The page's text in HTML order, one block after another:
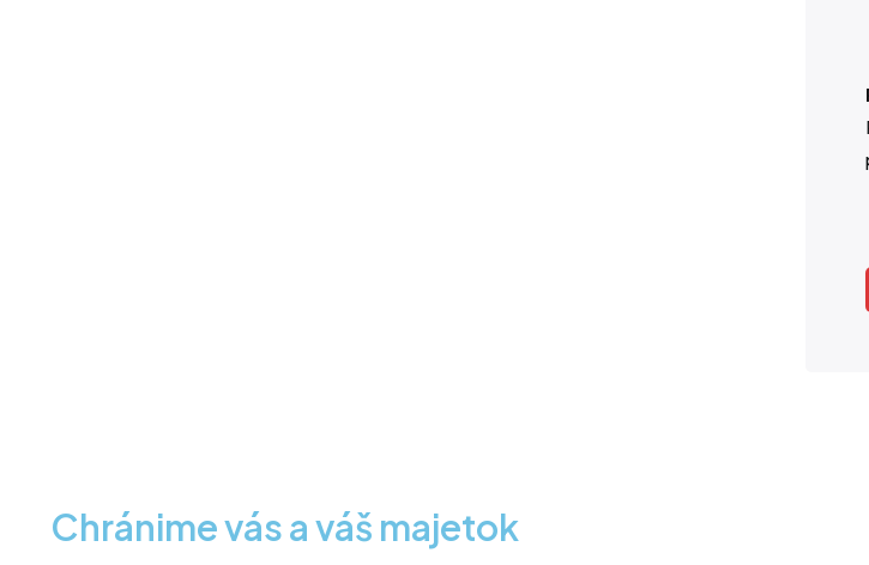
Chránime vás a váš majetok